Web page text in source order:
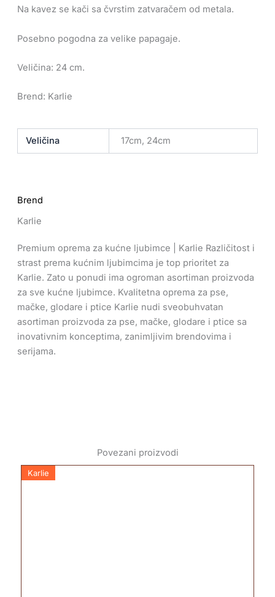
Na kavez se kači sa čvrstim zatvaračem od metala.
Posebno pogodna za velike papagaje.
Veličina: 24 cm.
Brend: Karlie
Veličina 17cm, 24cm
Brend
Karlie
Premium oprema za kućne ljubimce | Karlie Različitost i
strast prema kućnim ljubimcima je top prioritet za
Karlie. Zato u ponudi ima ogroman asortiman proizvoda
za sve kućne ljubimce. Kvalitetna oprema za pse,
mačke, glodare i ptice Karlie nudi sveobuhvatan
asortiman proizvoda za pse, mačke, glodare i ptice sa
inovativnim konceptima, zanimljivim brendovima i
serijama.
Povezani proizvodi
Karlie